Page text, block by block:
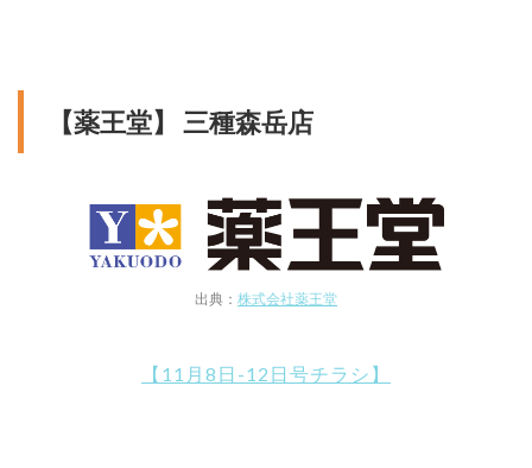
【薬王堂】 三種森岳店
出典： 株式会社薬王堂
【11月8日-12日号チラシ】